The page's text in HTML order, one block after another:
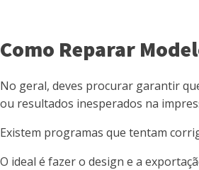
Como Reparar
No geral, deves procurar garantir
ou resultados inesperados na
Existem programas que tentam
O ideal é fazer o design e a